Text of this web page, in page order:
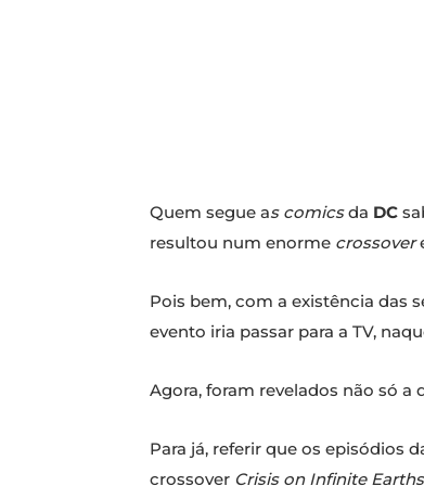
Quem segue as comicsda DC
resultou num enorme crossover
Pois bem, com a existência das
evento iria passar para a TV,
Agora, foram revelados não só
Para já, referir que os episódios
crossover Crisis on Infinite Earths